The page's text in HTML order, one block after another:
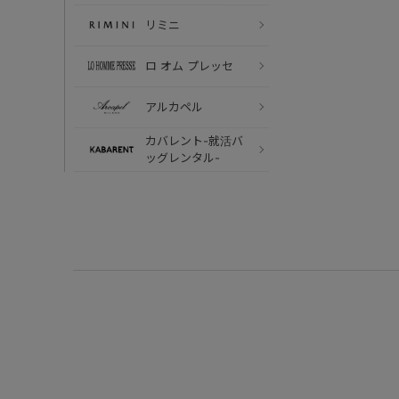
リミニ
ロ オム プレッセ
アルカペル
カバレント-就活バ
ッグレンタル-